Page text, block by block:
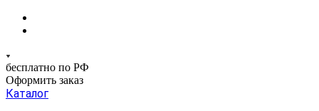
бесплатно по РФ
Оформить заказ
Каталог